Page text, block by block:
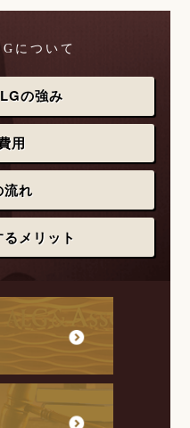
について
の強み
用
流れ
メリット